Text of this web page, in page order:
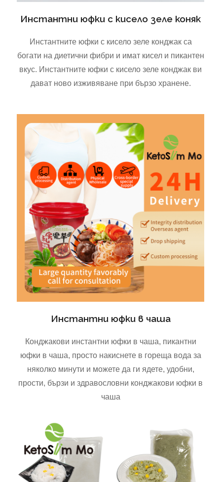
Инстантни юфки с кисело зеле коняк
Инстантните юфки с кисело зеле конджак са
богати на диетични фибри и имат кисел и пикантен
вкус. Инстантните юфки с кисело зеле конджак ви
дават ново изживяване при бързо хранене.
Инстантни юфки в чаша
Конджакови инстантни юфки в чаша, пикантни
юфки в чаша, просто накиснете в гореща вода за
няколко минути и можете да ги ядете, удобни,
прости, бързи и здравословни конджакови юфки в
чаша